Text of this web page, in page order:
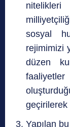
nitelikleri
sosyal
rejimimizi
düzen
geçirilerek
Yapılan